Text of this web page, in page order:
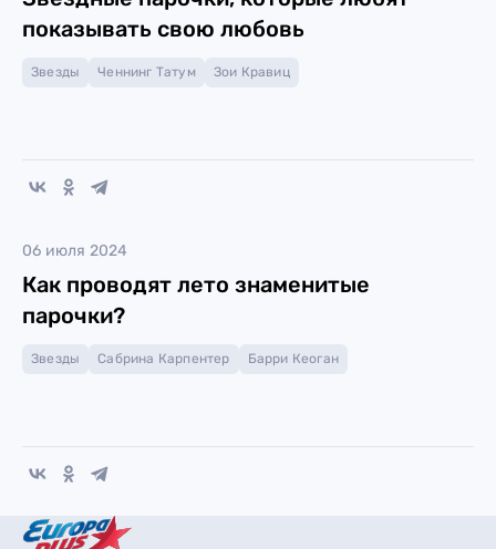
показывать свою любовь
Звезды Ченнинг Татум Зои Кравиц
06 июля 2024
Как проводят лето знаменитые
парочки?
Звезды Сабрина Карпентер Барри Кеоган